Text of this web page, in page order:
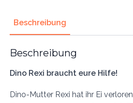
Beschreibung
Beschreibung
Dino Rexi braucht eure Hilfe!
Dino-Mutter Rexi hat ihr Ei